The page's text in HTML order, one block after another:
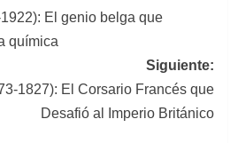
El genio belga que
química
Siguiente:
1827): El Corsario Francés que
Desafió al Imperio Británico